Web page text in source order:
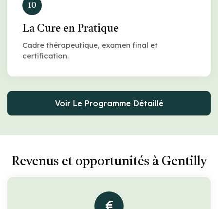
10
La Cure en Pratique
Cadre thérapeutique, examen final et
certification.
Voir Le Programme Détaillé
Revenus et opportunités à Gentilly